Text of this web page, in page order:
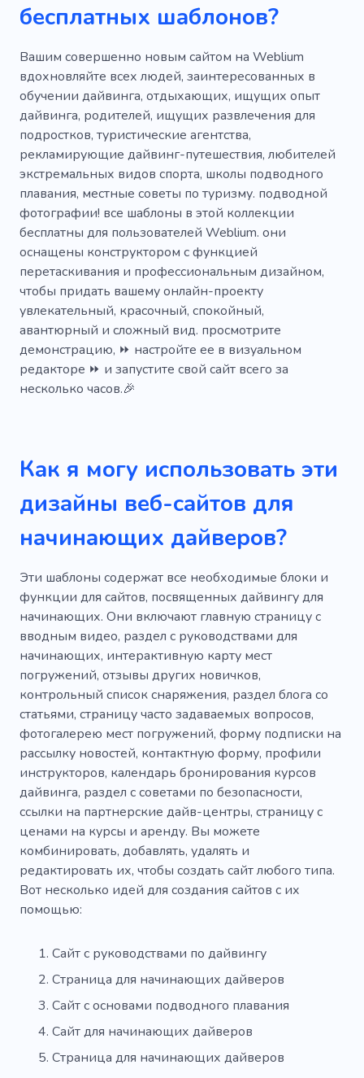
Пресноводные
Лошади
Соленая вода
Корабль
Воды
Море
Погружение под воду
Зрелищный
Путешествие
Приключение
Безопасности
Опыт
Досуг
Деятельность
Большая игра
Пустыня
Джунгли
Национальные парки
Парапланеризм
Рафтинг
Атмосферное место
Дайвинг-тур
Горючее
Рыба Пейзажи
Риф
Безопасная верховая езда
Чемоданы
Открытый
Скалолазание
Моряк
Кайтсерфинг
Бильярдный клуб
Отдых на воде
Яхтинг
Хобби
Курсы спасателей
Прокат
Прыжки с парашютом
бесплатных шаблонов?
Вашим совершенно новым сайтом на Weblium
вдохновляйте всех людей, заинтересованных в
обучении дайвинга, отдыхающих, ищущих опыт
дайвинга, родителей, ищущих развлечения для
подростков, туристические агентства,
рекламирующие дайвинг-путешествия, любителей
экстремальных видов спорта, школы подводного
плавания, местные советы по туризму. подводной
фотографии! все шаблоны в этой коллекции
бесплатны для пользователей Weblium. они
оснащены конструктором с функцией
перетаскивания и профессиональным дизайном,
чтобы придать вашему онлайн-проекту
увлекательный, красочный, спокойный,
авантюрный и сложный вид. просмотрите
демонстрацию, ⏩ настройте ее в визуальном
редакторе ⏩ и запустите свой сайт всего за
несколько часов.🎉
Как я могу использовать эти
дизайны веб-сайтов для
начинающих дайверов?
Эти шаблоны содержат все необходимые блоки и
функции для сайтов, посвященных дайвингу для
начинающих. Они включают главную страницу с
вводным видео, раздел с руководствами для
начинающих, интерактивную карту мест
погружений, отзывы других новичков,
контрольный список снаряжения, раздел блога со
статьями, страницу часто задаваемых вопросов,
фотогалерею мест погружений, форму подписки на
рассылку новостей, контактную форму, профили
инструкторов, календарь бронирования курсов
дайвинга, раздел с советами по безопасности,
ссылки на партнерские дайв-центры, страницу с
ценами на курсы и аренду. Вы можете
комбинировать, добавлять, удалять и
редактировать их, чтобы создать сайт любого типа.
Вот несколько идей для создания сайтов с их
помощью:
Сайт с руководствами по дайвингу
Страница для начинающих дайверов
Сайт с основами подводного плавания
Сайт для начинающих дайверов
Страница для начинающих дайверов